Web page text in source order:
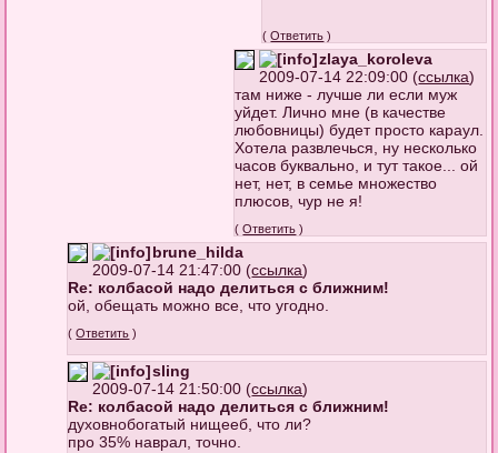
(Ответить )
zlaya_koroleva
2009-07-14 22:09:00 (ссылка)
там ниже - лучше ли если муж
уйдет. Лично мне (в качестве
любовницы) будет просто караул.
Хотела развлечься, ну несколько
часов буквально, и тут такое... ой
нет, нет, в семье множество
плюсов, чур не я!
(Ответить )
brune_hilda
2009-07-14 21:47:00 (ссылка)
Re: колбасой надо делиться с ближним!
ой, обещать можно все, что угодно.
(Ответить )
sling
2009-07-14 21:50:00 (ссылка)
Re: колбасой надо делиться с ближним!
духовнобогатый нищееб, что ли?
про 35% наврал, точно.